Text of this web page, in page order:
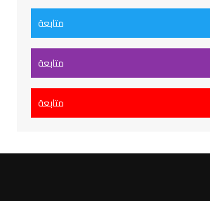
متابعة
متابعة
متابعة